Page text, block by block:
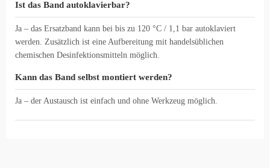
Ist das Band autoklavierbar?
Ja – das Ersatzband kann bei bis zu 120 °C / 1,1 bar autoklaviert
werden. Zusätzlich ist eine Aufbereitung mit handelsüblichen
chemischen Desinfektionsmitteln möglich.
Kann das Band selbst montiert werden?
Ja – der Austausch ist einfach und ohne Werkzeug möglich.